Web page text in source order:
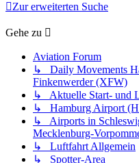
Zur erweiterten Suche
Gehe zu
Aviation Forum
↳ Daily Movements
Finkenwerder (XFW)
↳ Aktuelle Start- und
↳ Hamburg Airport
↳ Airports in
Mecklenburg-
↳ Luftfahrt Allgemein
↳ Spotter-Area